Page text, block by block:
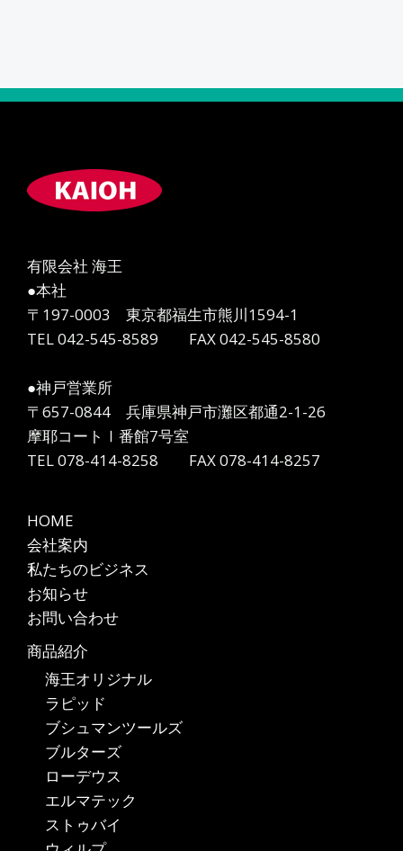
有限会社 海王
●本社
〒197-0003 東京都福生市熊川1594-1
TEL 042-545-8589 FAX 042-545-8580
●神戸営業所
〒657-0844 兵庫県神戸市灘区都通2-1-26
摩耶コートⅠ番館7号室
TEL 078-414-8258 FAX 078-414-8257
HOME
会社案内
私たちのビジネス
お知らせ
お問い合わせ
商品紹介
海王オリジナル
ラピッド
ブシュマンツールズ
ブルターズ
ローデウス
エルマテック
ストゥバイ